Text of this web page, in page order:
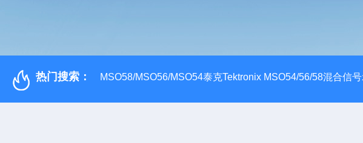
热门搜索： MSO58/MSO56/MSO54泰克Tektronix MSO54/56/58混合信